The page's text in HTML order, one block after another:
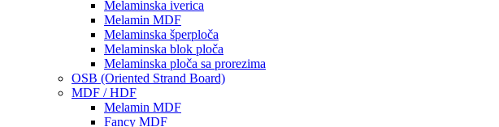
Melaminska iverica
Melamin MDF
Melaminska šperploča
Melaminska blok ploča
Melaminska ploča sa prorezima
OSB (Oriented Strand Board)
MDF / HDF
Melamin MDF
Fancy MDF